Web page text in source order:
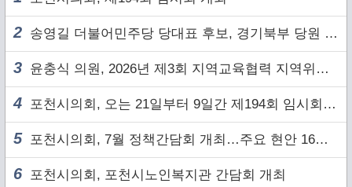
2 송영길 더불어민주당 당대표 후보, 경기북부 당원 및 2030 세대와 ‘소통 행보’
3 윤충식 의원, 2026년 제3회 지역교육협력 지역위원회 주재
4 포천시의회, 오는 21일부터 9일간 제194회 임시회 개회
5 포천시의회, 7월 정책간담회 개최…주요 현안 16건 점검
6 포천시의회, 포천시노인복지관 간담회 개최